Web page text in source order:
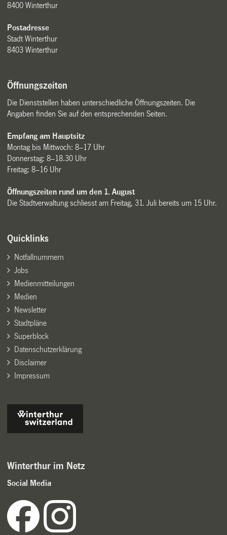
8400 Winterthur
Postadresse
Stadt Winterthur
8403 Winterthur
Öffnungszeiten
Die Dienststellen haben unterschiedliche Öffnungszeiten. Die
Angaben finden Sie auf den entsprechenden Seiten.
Empfang am Hauptsitz
Montag bis Mittwoch: 8–17 Uhr
Donnerstag: 8–18.30 Uhr
Freitag: 8–16 Uhr
Öffnungszeiten rund um den 1. August
Die Stadtverwaltung schliesst am Freitag, 31. Juli bereits um 15 Uhr.
Quicklinks
Notfallnummern
Jobs
Medienmitteilungen
Medien
Newsletter
Stadtpläne
Superblock
Datenschutzerklärung
Disclaimer
Impressum
Winterthur im Netz
Social Media